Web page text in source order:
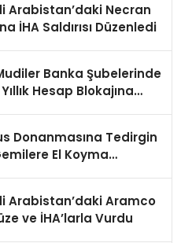
Arabistan’daki Necran
İHA Saldırısı Düzenledi
Banka Şubelerinde
Hesap Blokajına
Donanmasına Tedirgin
El Koyma
Arabistan’daki Aramco
ve İHA’larla Vurdu